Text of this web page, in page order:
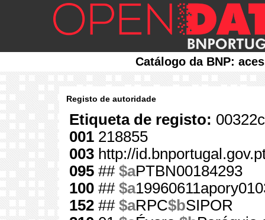
Catálogo da BNP:
Registo de autoridade
Etiqueta de registo:
001 218855
003 http://
095 ## $aPTBN00184293
100 ## $a
152 ## $aRPC$bSIPOR